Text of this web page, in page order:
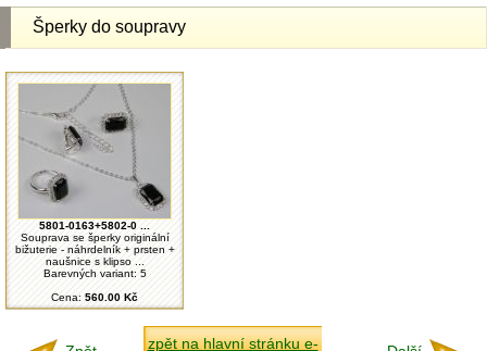
Šperky do soupravy
5801-0163+5802-0 ...
Souprava se šperky originální
bižuterie - náhrdelník + prsten +
naušnice s klipso ...
Barevných variant: 5
Cena: 560.00 Kč
zpět na hlavní stránku e-